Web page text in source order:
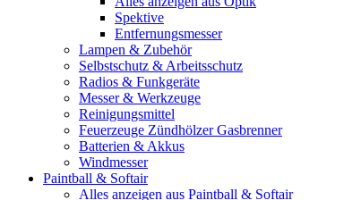
Spektive
Entfernungsmesser
Lampen & Zubehör
Selbstschutz & Arbeitsschutz
Radios & Funkgeräte
Messer & Werkzeuge
Reinigungsmittel
Feuerzeuge Zündhölzer Gasbrenner
Batterien & Akkus
Windmesser
Paintball & Softair
Alles anzeigen aus Paintball & Softair